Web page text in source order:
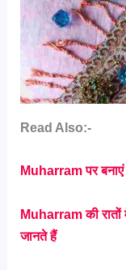
Read Also:-
Muharram पर
Muharram की रातों
जानते हैं